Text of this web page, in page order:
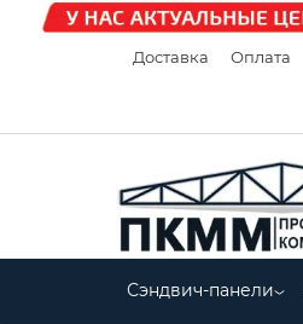
Доставка Оплата
Сэндвич-панели